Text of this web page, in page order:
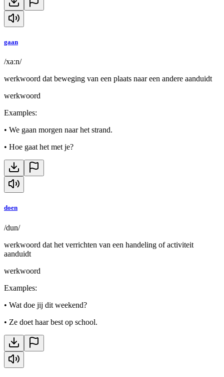
gaan
/xaːn/
werkwoord dat beweging van een plaats naar een andere aanduidt
werkwoord
Examples:
• We gaan morgen naar het strand.
• Hoe gaat het met je?
doen
/dun/
werkwoord dat het verrichten van een handeling of activiteit
aanduidt
werkwoord
Examples:
• Wat doe jij dit weekend?
• Ze doet haar best op school.